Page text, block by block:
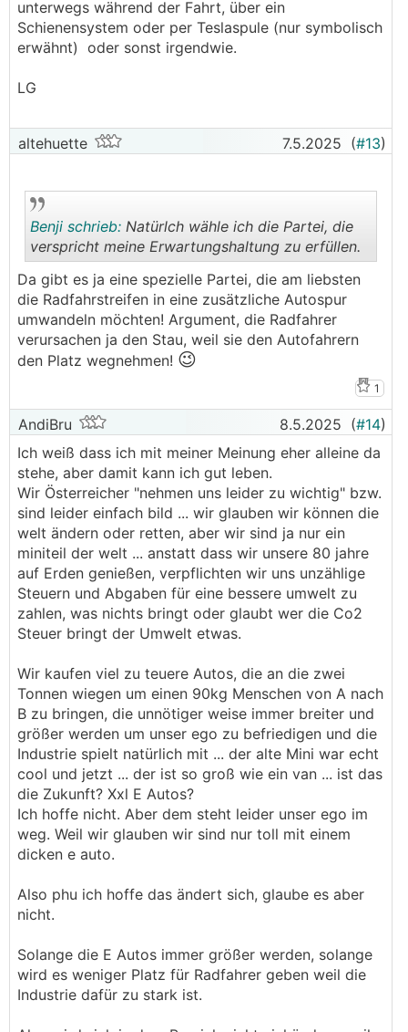
unterwegs während der Fahrt, über ein
Schienensystem oder per Teslaspule (nur symbolisch
erwähnt) oder sonst irgendwie.
LG
altehuette 7.5.2025 (#13)
..
Benji schrieb: Natürlch wähle ich die Partei, die
verspricht meine Erwartungshaltung zu erfüllen.
Da gibt es ja eine spezielle Partei, die am liebsten
die Radfahrstreifen in eine zusätzliche Autospur
umwandeln möchten! Argument, die Radfahrer
verursachen ja den Stau, weil sie den Autofahrern
den Platz wegnehmen! 😉
1
AndiBru 8.5.2025 (#14)
Ich weiß dass ich mit meiner Meinung eher alleine da
stehe, aber damit kann ich gut leben.
Wir Österreicher "nehmen uns leider zu wichtig" bzw.
sind leider einfach bild ... wir glauben wir können die
welt ändern oder retten, aber wir sind ja nur ein
miniteil der welt ... anstatt dass wir unsere 80 jahre
auf Erden genießen, verpflichten wir uns unzählige
Steuern und Abgaben für eine bessere umwelt zu
zahlen, was nichts bringt oder glaubt wer die Co2
Steuer bringt der Umwelt etwas.
Wir kaufen viel zu teuere Autos, die an die zwei
Tonnen wiegen um einen 90kg Menschen von A nach
B zu bringen, die unnötiger weise immer breiter und
größer werden um unser ego zu befriedigen und die
Industrie spielt natürlich mit ... der alte Mini war echt
cool und jetzt ... der ist so groß wie ein van ... ist das
die Zukunft? Xxl E Autos?
Ich hoffe nicht. Aber dem steht leider unser ego im
weg. Weil wir glauben wir sind nur toll mit einem
dicken e auto.
Also phu ich hoffe das ändert sich, glaube es aber
nicht.
Solange die E Autos immer größer werden, solange
wird es weniger Platz für Radfahrer geben weil die
Industrie dafür zu stark ist.